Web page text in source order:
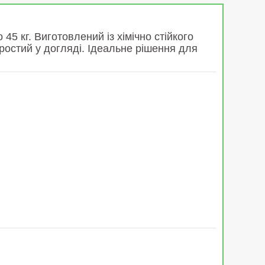
Виготовлений із хімічно стійкого
у догляді. Ідеальне рішення для